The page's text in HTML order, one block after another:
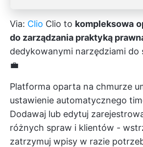
Via: Clio Clio to kompleksowa
do zarządzania praktyką
dedykowanymi narzędziami do
💼
Platforma oparta na chmurze
ustawienie automatycznego
Dodawaj lub edytuj
różnych spraw i klientów -
zatrzymuj wpisy w razie